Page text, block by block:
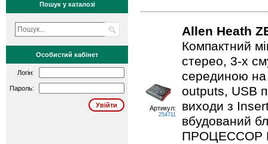
Пошук у каталозі
Особистий кабінет
Логін:
Пароль:
Артикул:
254711
Allen Heath
Компактний
стерео, 3-х
серединою на
outputs, USB
виходи з
вбудований
ПРОЦЕССОР